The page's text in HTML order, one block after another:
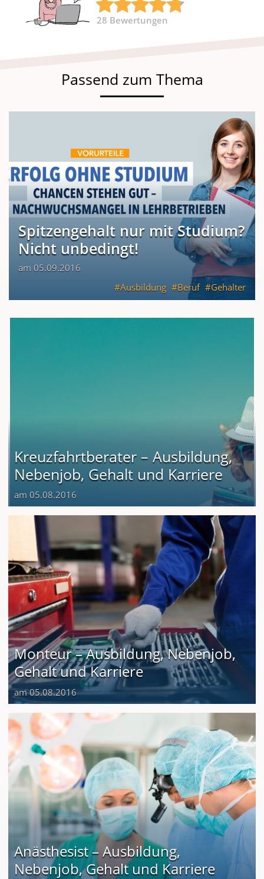
28 Bewertungen
Passend zum Thema
Spitzengehalt nur mit Studium?
Nicht unbedingt!
am 05.09.2016
Ausbildung
Beruf Gehälter
Kreuzfahrtberater – Ausbildung,
Nebenjob, Gehalt und Karriere
am 05.08.2016
Monteur – Ausbildung, Nebenjob,
Gehalt und Karriere
am 05.08.2016
Anästhesist – Ausbildung,
Nebenjob, Gehalt und Karriere